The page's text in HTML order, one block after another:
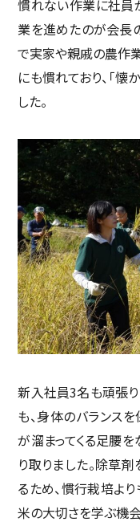
慣れない作業に社員
業を進めたのが会長
で実家や親戚の農作
にも慣れており、「懐
した。
新入社員3名も頑張り
も、身体のバランス
が溜まってくる足腰
り取りました。除草
るため、慣行栽培よ
米の大切さを学ぶ機会